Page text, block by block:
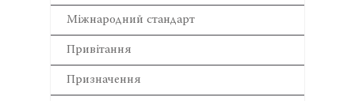
Міжнародний стандарт
Привітання
Призначення